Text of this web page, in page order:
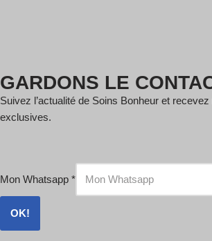
GARDONS LE
Suivez l’actualité de Soins Bonheur et
exclusives.
Mon Whatsapp *
OK!